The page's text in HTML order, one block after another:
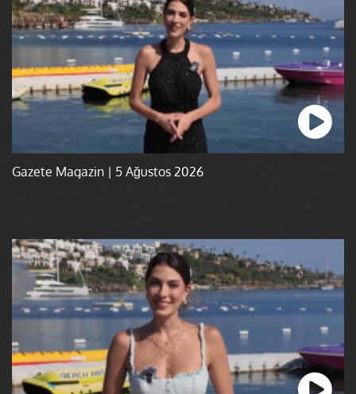
Gazete Magazin | 5 Ağustos 2026